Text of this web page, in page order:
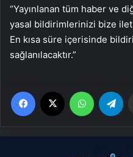
“Yayınlanan tüm haber ve
yasal bildirimlerinizi bize
En kısa süre içerisinde
sağlanılacaktır.”
Facebook WhatsApp